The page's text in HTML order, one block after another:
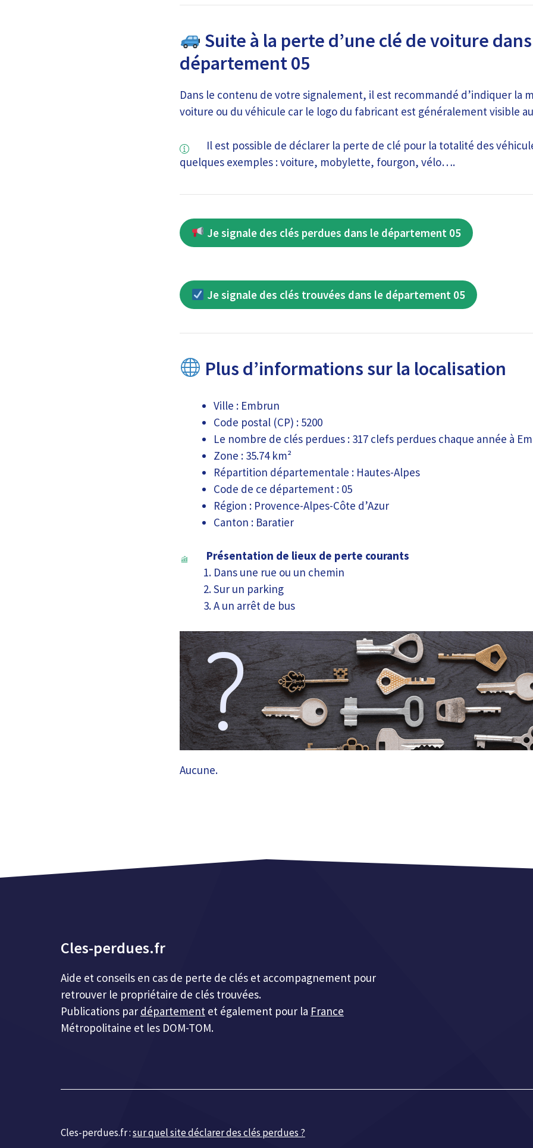
Suite à la perte d’une clé de voiture
département 05
Dans le contenu de votre signalement, il est recommandé d’indiquer la
voiture ou du véhicule car le logo du fabricant est généralement visible
Il est possible de déclarer la perte de clé pour la totalité des
quelques exemples : voiture, mobylette, fourgon, vélo….
Je signale des clés perdues dans le département 05
Je signale des clés trouvées dans le département 05
Plus d’informations sur la localisation
Ville : Embrun
Code postal (CP) : 5200
Le nombre de clés perdues : 317 clefs perdues chaque année à
Zone : 35.74 km²
Répartition départementale : Hautes-Alpes
Code de ce département : 05
Région : Provence-Alpes-Côte d’Azur
Canton : Baratier
Présentation de lieux de perte courants
Dans une rue ou un chemin
Sur un parking
A un arrêt de bus
Aucune.
Cles-perdues.fr
Aide et conseils en cas de perte de clés et accompagnement pour
retrouver le propriétaire de clés trouvées.
Publications par département et également pour la France
Métropolitaine et les DOM-TOM.
Cles-perdues.fr :sur quel site déclarer des clés perdues ?